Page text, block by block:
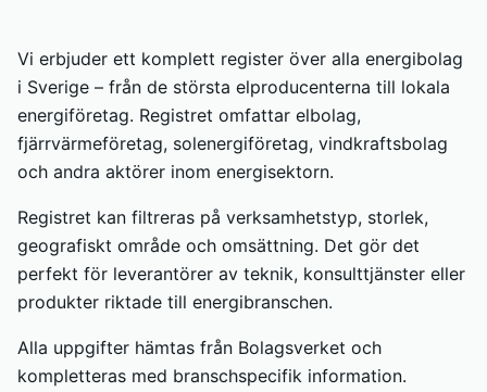
Vi erbjuder ett komplett register över alla energibolag
i Sverige – från de största elproducenterna till lokala
energiföretag. Registret omfattar elbolag,
fjärrvärmeföretag, solenergiföretag, vindkraftsbolag
och andra aktörer inom energisektorn.
Registret kan filtreras på verksamhetstyp, storlek,
geografiskt område och omsättning. Det gör det
perfekt för leverantörer av teknik, konsulttjänster eller
produkter riktade till energibranschen.
Alla uppgifter hämtas från Bolagsverket och
kompletteras med branschspecifik information.